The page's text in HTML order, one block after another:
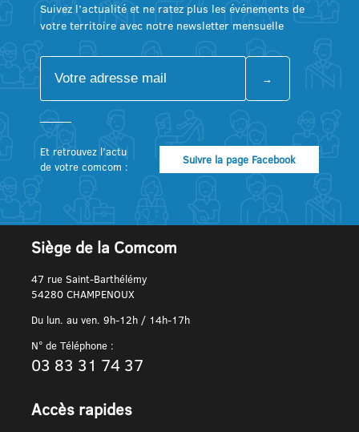
Suivez l’actualité et ne ratez plus les événements de
votre territoire avec notre newsletter mensuelle
Et retrouvez l’actu
de votre comcom :
Suivre la page Facebook
Siège de la Comcom
47 rue Saint-Barthélémy
54280 CHAMPENOUX
Du lun. au ven. 9h-12h / 14h-17h
N° de Téléphone :
03 83 31 74 37
Accès rapides